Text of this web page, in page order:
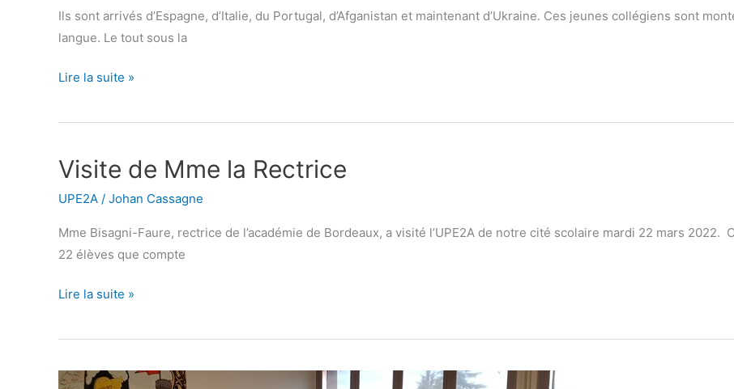
Ils sont arrivés d’Espagne, d’Italie, du Portugal, d’Afganistan et maintenant d’Ukraine. Ces jeunes collégiens sont
langue. Le tout sous la
créent
du
autour
théâtre
Nérac
Lire la suite »
Visite de Mme la Rectrice
UPE2A / Johan Cassagne
Mme Bisagni-Faure, rectrice de l’académie de Bordeaux, a visité l’UPE2A de notre cité scolaire mardi 22 mars
22 élèves que compte
Visite
Mme
la
Rectrice
Lire la suite »
Le